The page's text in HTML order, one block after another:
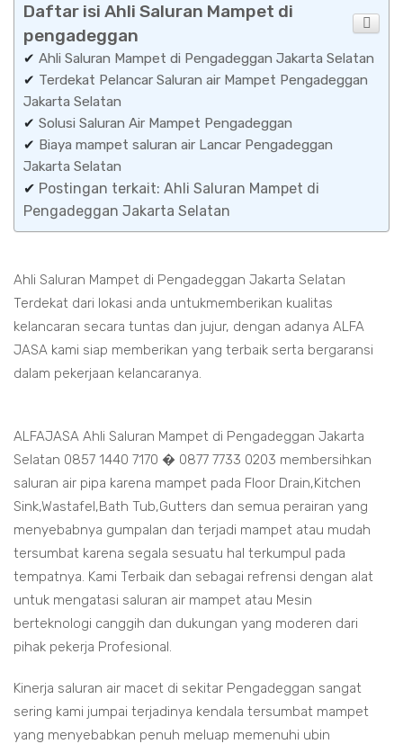
Daftar isi Ahli Saluran Mampet di
pengadeggan
✔ Ahli Saluran Mampet di Pengadeggan Jakarta Selatan
✔ Terdekat Pelancar Saluran air Mampet Pengadeggan
Jakarta Selatan
✔ Solusi Saluran Air Mampet Pengadeggan
✔ Biaya mampet saluran air Lancar Pengadeggan
Jakarta Selatan
✔ Postingan terkait: Ahli Saluran Mampet di
Pengadeggan Jakarta Selatan
Ahli Saluran Mampet di Pengadeggan Jakarta Selatan
Terdekat dari lokasi anda untukmemberikan kualitas
kelancaran secara tuntas dan jujur, dengan adanya ALFA
JASA kami siap memberikan yang terbaik serta bergaransi
dalam pekerjaan kelancaranya.
ALFAJASA Ahli Saluran Mampet di Pengadeggan Jakarta
Selatan 0857 1440 7170 � 0877 7733 0203 membersihkan
saluran air pipa karena mampet pada Floor Drain,Kitchen
Sink,Wastafel,Bath Tub,Gutters dan semua perairan yang
menyebabnya gumpalan dan terjadi mampet atau mudah
tersumbat karena segala sesuatu hal terkumpul pada
tempatnya. Kami Terbaik dan sebagai refrensi dengan alat
untuk mengatasi saluran air mampet atau Mesin
berteknologi canggih dan dukungan yang moderen dari
pihak pekerja Profesional.
Kinerja saluran air macet di sekitar Pengadeggan sangat
sering kami jumpai terjadinya kendala tersumbat mampet
yang menyebabkan penuh meluap memenuhi ubin